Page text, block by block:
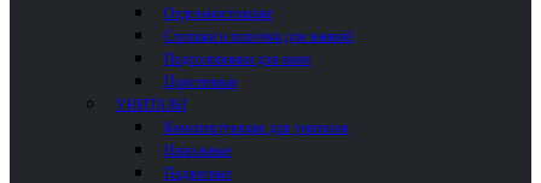
Отдельностоящие
Столики и полочки для ванной
Подголовники для ванн
Пристенные
УНИТАЗЫ
Комплектующие для унитазов
Напольные
Подвесные